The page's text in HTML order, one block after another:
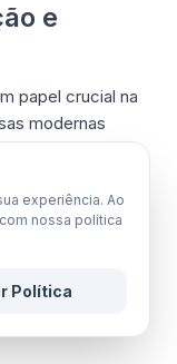
e
papel crucial na
modernas
com
experiências
interativas,
conservação,
sobre a vida
dos
experiência. Ao
nossa política
Política